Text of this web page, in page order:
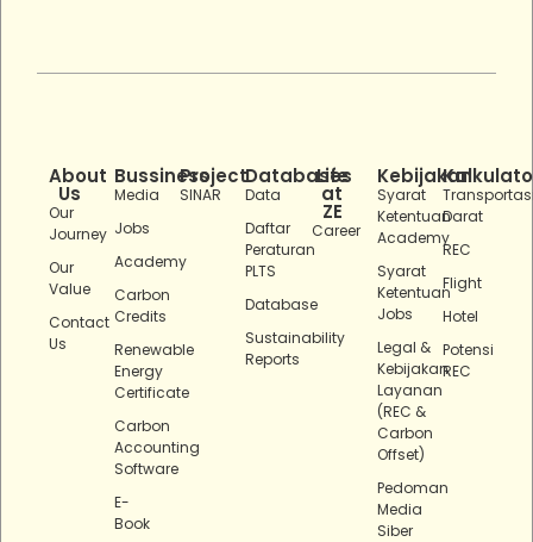
About
Us
Our
Journey
Our
Value
Contact
Us
Bussiness
Media
Jobs
Academy
Carbon
Credits
Renewable
Energy
Certificate
Carbon
Accounting
Software
E-
Book
Project
SINAR
Databases
Data
Daftar
Peraturan
PLTS
Database
Sustainability
Reports
Life
at
ZE
Career
Kebijakan
Syarat
Ketentuan
Academy
Syarat
Ketentuan
Jobs
Legal &
Kebijakan
Layanan
(REC &
Carbon
Offset)
Pedoman
Media
Siber
Darat
REC
Flight
Hotel
Potensi
REC